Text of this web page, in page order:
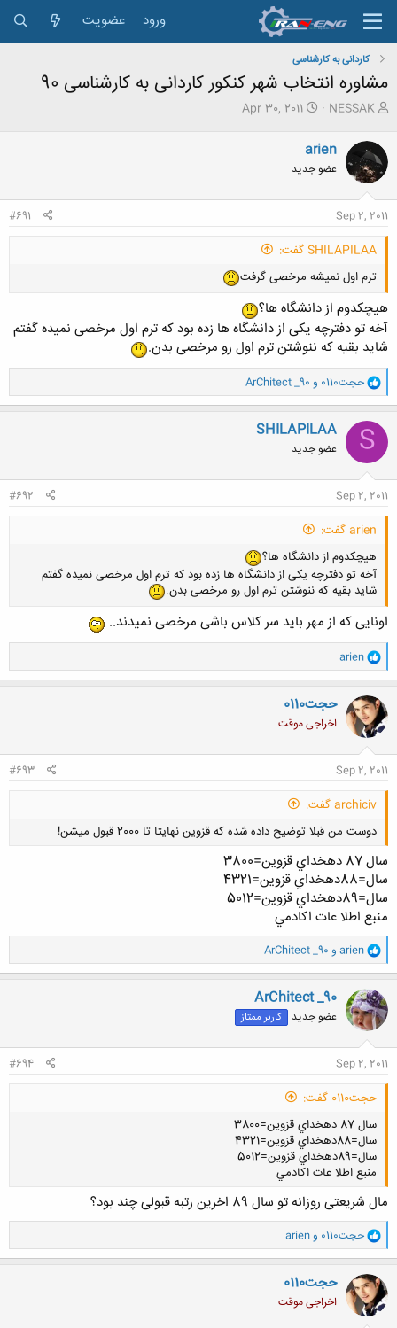
ورود عضویت
کاردانی به کارشناسی
مشاوره انتخاب شهر کنکور کاردانی به کارشناسی 90
ش
و
ع
ک
ن
ن
د
م
ض
ع
NESSAK
ت
خ
ر
Apr 30, 2011
arien
عضو جدید
Sep 2, 2011
#691
SHILAPILAA گفت:
ترم اول نمیشه مرخصی گرفت
هیچکدوم از دانشگاه ها؟
آخه تو دفترچه یکی از دانشگاه ها زده بود که ترم اول مرخصی نمیده گفتم
شاید بقیه که ننوشتن ترم اول رو مرخصی بدن.
و
ا
ک
ن
ش
ه
ا
حجت0110 و ArChitect _90
S
SHILAPILAA
عضو جدید
Sep 2, 2011
#692
arien گفت:
هیچکدوم از دانشگاه ها؟
آخه تو دفترچه یکی از دانشگاه ها زده بود که ترم اول مرخصی نمیده گفتم
شاید بقیه که ننوشتن ترم اول رو مرخصی بدن.
اونایی که از مهر باید سر کلاس باشی مرخصی نمیدند..
و
ا
ک
ن
ش
ه
ا
arien
حجت0110
اخراجی موقت
Sep 2, 2011
#693
archiciv گفت:
دوست من قبلا توضیح داده شده که قزوین نهایتا تا 2000 قبول میشن!
سال 87 دهخداي قزوين=3800
سال=88دهخداي قزوين=4321
سال=89دهخداي قزوين=5012
منبع اطلا عات اكادمي
و
ا
ک
ن
ش
ه
ا
arien و ArChitect _90
ArChitect _90
عضو جدید کاربر ممتاز
Sep 2, 2011
#694
حجت0110 گفت:
سال 87 دهخداي قزوين=3800
سال=88دهخداي قزوين=4321
سال=89دهخداي قزوين=5012
منبع اطلا عات اكادمي
مال شریعتی روزانه تو سال 89 اخرین رتبه قبولی چند بود؟
و
ا
ک
ن
ش
ه
ا
حجت0110 وarien
حجت0110
اخراجی موقت